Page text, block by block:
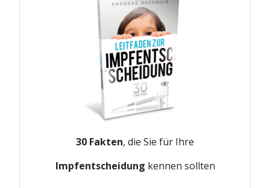
30 Fakten, die Sie für Ihre
Impfentscheidung kennen sollten